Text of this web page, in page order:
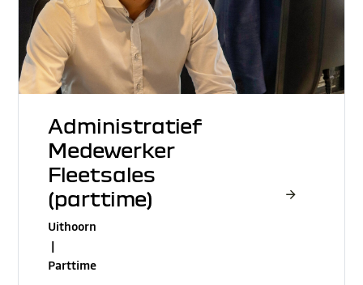
Administratief
Medewerker
Fleetsales
(parttime)
Uithoorn
|
Parttime